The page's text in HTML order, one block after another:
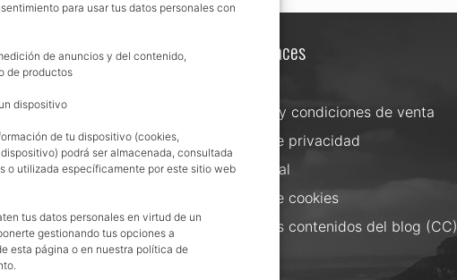
para usar tus datos personales con
de anuncios y del contenido,
de productos
dispositivo
de tu dispositivo (cookies,
podrá ser almacenada, consultada
o utilizada específicamente por este sitio web
tus datos personales en virtud de un
gestionando tus opciones a
esta página o en nuestra política de
Otros enlaces
Términos y condiciones de venta
Política de privacidad
Aviso Legal
Política de cookies
Uso de los contenidos del blog (CC)